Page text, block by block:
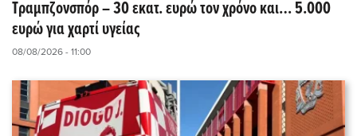
Τραμπζονσπόρ – 30 εκατ. ευρώ τον χρόνο και… 5.000
ευρώ για χαρτί υγείας
08/08/2026 - 11:00